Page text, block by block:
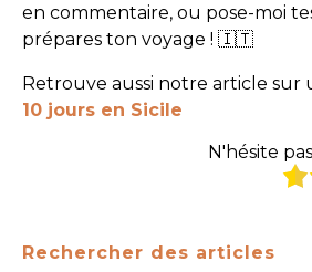
Rechercher des articles
en commentaire, ou pose-moi
prépares ton voyage ! 🇮🇹
Retrouve aussi notre article sur
10 jours en Sicile
N'hésite